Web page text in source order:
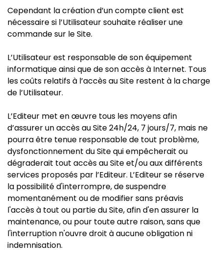
Cependant la création d’un compte client est
nécessaire si l’Utilisateur souhaite réaliser une
commande sur le Site.
L’Utilisateur est responsable de son équipement
informatique ainsi que de son accès à Internet. Tous
les coûts relatifs à l’accès au Site restent à la charge
de l’Utilisateur.
L’Editeur met en œuvre tous les moyens afin
d’assurer un accès au Site 24h/24, 7 jours/7, mais ne
pourra être tenue responsable de tout problème,
dysfonctionnement du Site qui empêcherait ou
dégraderait tout accès au Site et/ou aux différents
services proposés par l’Editeur. L’Editeur se réserve
la possibilité d'interrompre, de suspendre
momentanément ou de modifier sans préavis
l'accès à tout ou partie du Site, afin d'en assurer la
maintenance, ou pour toute autre raison, sans que
l'interruption n'ouvre droit à aucune obligation ni
indemnisation.